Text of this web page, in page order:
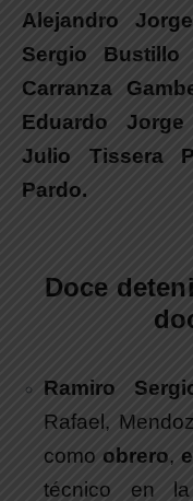
Alejandro
Sergio
Carranza
Eduardo
Julio Tissera
Pardo.
Doce
Ramiro
Rafael,
como obrero,
técnico en la